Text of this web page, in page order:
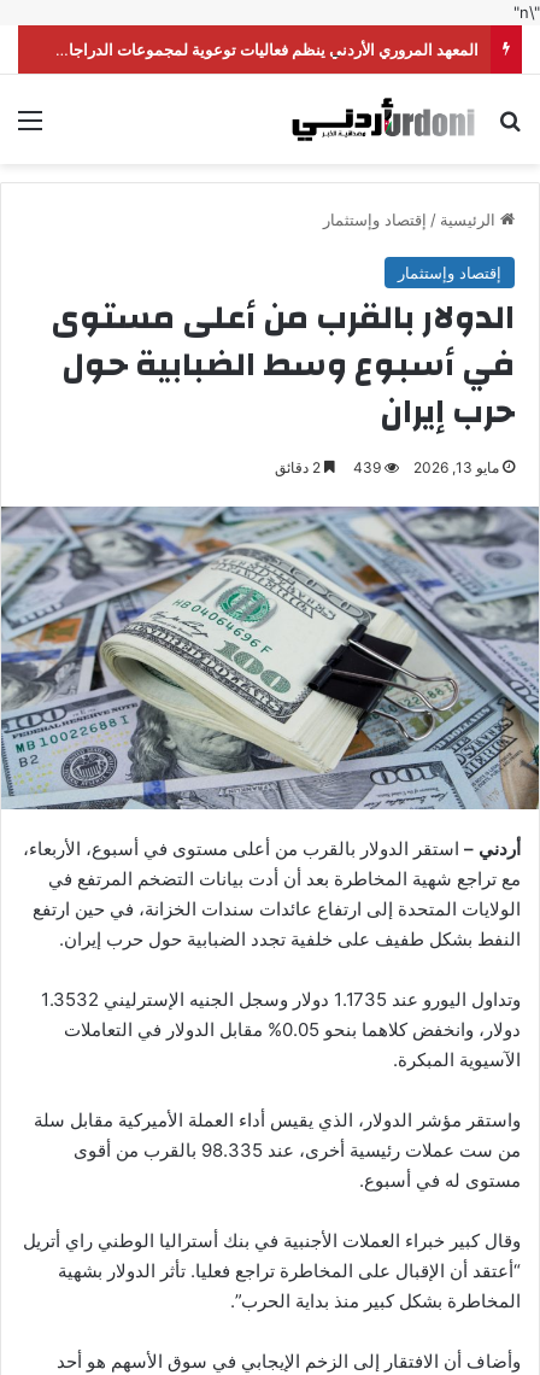
"\n"
المعهد المروري الأردني ينظم فعاليات توعوية لمجموعات الدراجات النارية
بحث عن
الرئيسية / إقتصاد وإستثمار
إقتصاد وإستثمار
الدولار بالقرب من أعلى مستوى
في أسبوع وسط الضبابية حول
حرب إيران
مايو 13, 2026 439
أردني – استقر الدولار بالقرب من أعلى مستوى في أسبوع، الأربعاء،
مع تراجع شهية المخاطرة بعد أن أدت بيانات التضخم المرتفع في
الولايات المتحدة إلى ارتفاع عائدات سندات الخزانة، في حين ارتفع
النفط بشكل طفيف على خلفية تجدد الضبابية حول حرب إيران.
وتداول اليورو عند 1.1735 دولار وسجل الجنيه الإسترليني 1.3532
دولار، وانخفض كلاهما بنحو 0.05% مقابل الدولار في التعاملات
الآسيوية المبكرة.
واستقر مؤشر الدولار، الذي يقيس أداء العملة الأميركية مقابل سلة
من ست عملات رئيسية أخرى، عند 98.335 بالقرب من أقوى
مستوى له في أسبوع.
وقال كبير خبراء العملات الأجنبية في بنك أستراليا الوطني راي أتريل
“أعتقد أن الإقبال على المخاطرة تراجع فعليا. تأثر الدولار بشهية
المخاطرة بشكل كبير منذ بداية الحرب”.
وأضاف أن الافتقار إلى الزخم الإيجابي في سوق الأسهم هو أحد